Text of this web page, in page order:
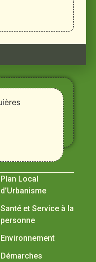
Plan Local
d’Urbanisme
Santé et Service à la
personne
Environnement
Démarches